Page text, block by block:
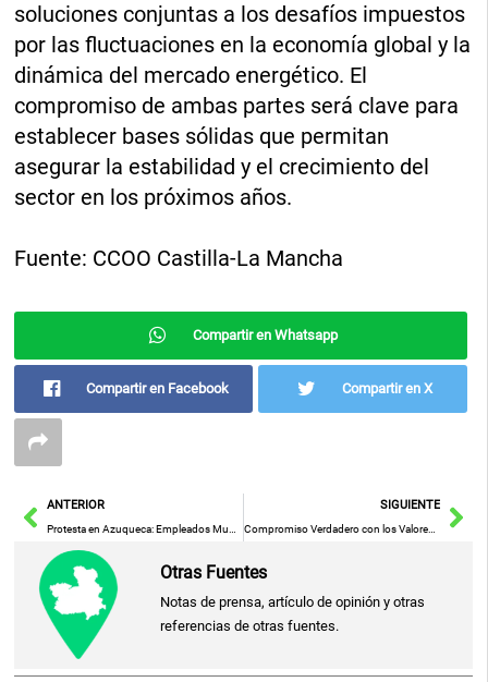
soluciones conjuntas a los desafíos impuestos
por las fluctuaciones en la economía global y la
dinámica del mercado energético. El
compromiso de ambas partes será clave para
establecer bases sólidas que permitan
asegurar la estabilidad y el crecimiento del
sector en los próximos años.
Fuente: CCOO Castilla-La Mancha
Compartir en Whatsapp
Compartir en Facebook Compartir en X
AntANTERIOR SIGUIENTE
Otras Fuentes
Notas de prensa, artículo de opinión y otras
referencias de otras fuentes.